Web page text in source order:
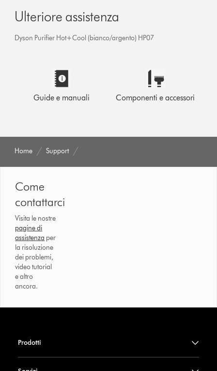
Ulteriore assistenza
Dyson Purifier Hot+Cool (bianco/argento) HP07
Guide e manuali Componenti e accessori
Home Support
Come
contattarci
Visita le nostre
pagine di
assistenza per
la risoluzione
dei problemi,
video tutorial
e altro
ancora.
Prodotti